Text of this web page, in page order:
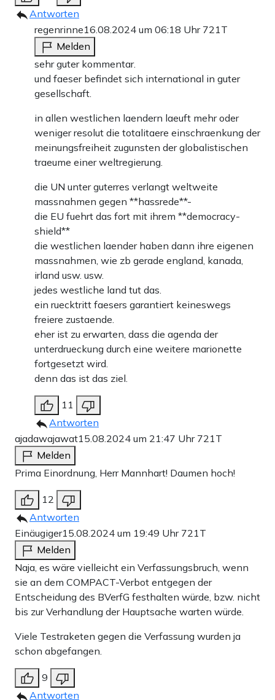
Antworten
regenrinne16.08.2024 um 06:18 Uhr 721T
Melden
sehr guter kommentar.
und faeser befindet sich international in guter
gesellschaft.
in allen westlichen laendern laeuft mehr oder
weniger resolut die totalitaere einschraenkung der
meinungsfreiheit zugunsten der globalistischen
traeume einer weltregierung.
die UN unter guterres verlangt weltweite
massnahmen gegen **hassrede**-
die EU fuehrt das fort mit ihrem **democracy-
shield**
die westlichen laender haben dann ihre eigenen
massnahmen, wie zb gerade england, kanada,
irland usw. usw.
jedes westliche land tut das.
ein ruecktritt faesers garantiert keineswegs
freiere zustaende.
eher ist zu erwarten, dass die agenda der
unterdrueckung durch eine weitere marionette
fortgesetzt wird.
denn das ist das ziel.
11
Antworten
ajadawajawat15.08.2024 um 21:47 Uhr 721T
Melden
Prima Einordnung, Herr Mannhart! Daumen hoch!
12
Antworten
Einäugiger15.08.2024 um 19:49 Uhr 721T
Melden
Naja, es wäre vielleicht ein Verfassungsbruch, wenn
sie an dem COMPACT-Verbot entgegen der
Entscheidung des BVerfG festhalten würde, bzw. nicht
bis zur Verhandlung der Hauptsache warten würde.
Viele Testraketen gegen die Verfassung wurden ja
schon abgefangen.
9
Antworten